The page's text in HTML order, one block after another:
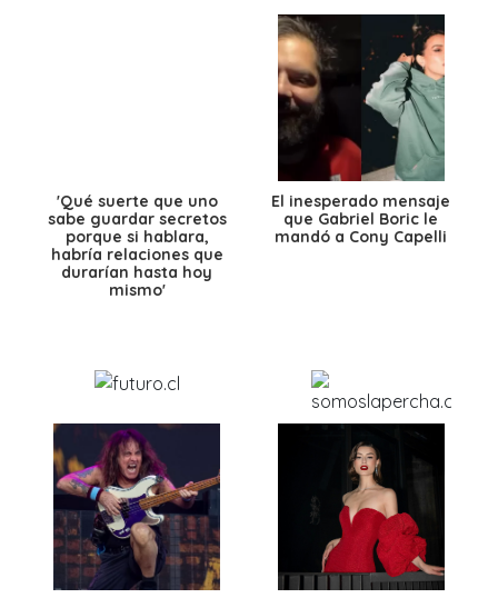
'Qué suerte que uno
sabe guardar secretos
porque si hablara,
habría relaciones que
durarían hasta hoy
mismo'
El inesperado mensaje
que Gabriel Boric le
mandó a Cony Capelli